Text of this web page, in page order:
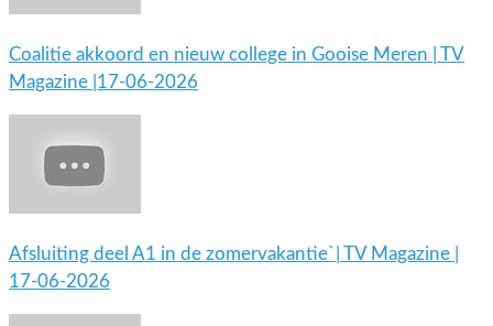
Coalitie akkoord en nieuw college in Gooise Meren | TV
Magazine |17-06-2026
Afsluiting deel A1 in de zomervakantie`| TV Magazine |
17-06-2026